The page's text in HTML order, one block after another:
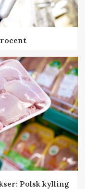
Polsk kylling